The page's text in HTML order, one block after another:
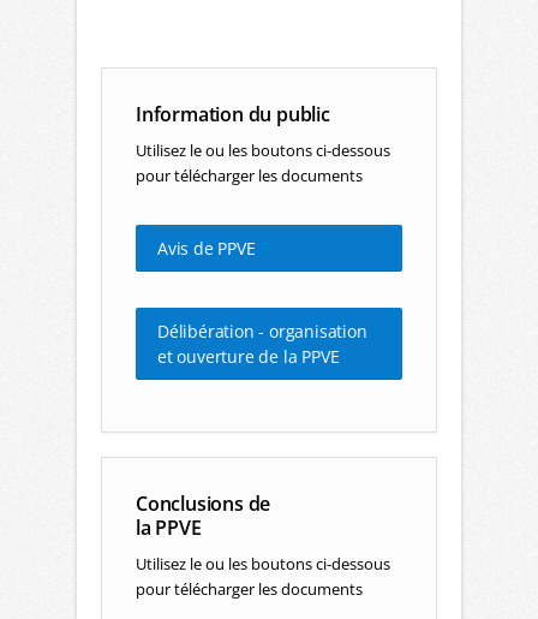
Information du public
Utilisez le ou les boutons ci-dessous
pour télécharger les documents
Avis de PPVE
Délibération - organisation
et ouverture de la PPVE
Conclusions de
la PPVE
Utilisez le ou les boutons ci-dessous
pour télécharger les documents